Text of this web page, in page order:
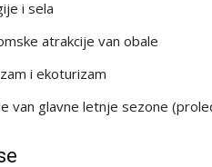
i sela
atrakcije van obale
i ekoturizam
van glavne letnje sezone